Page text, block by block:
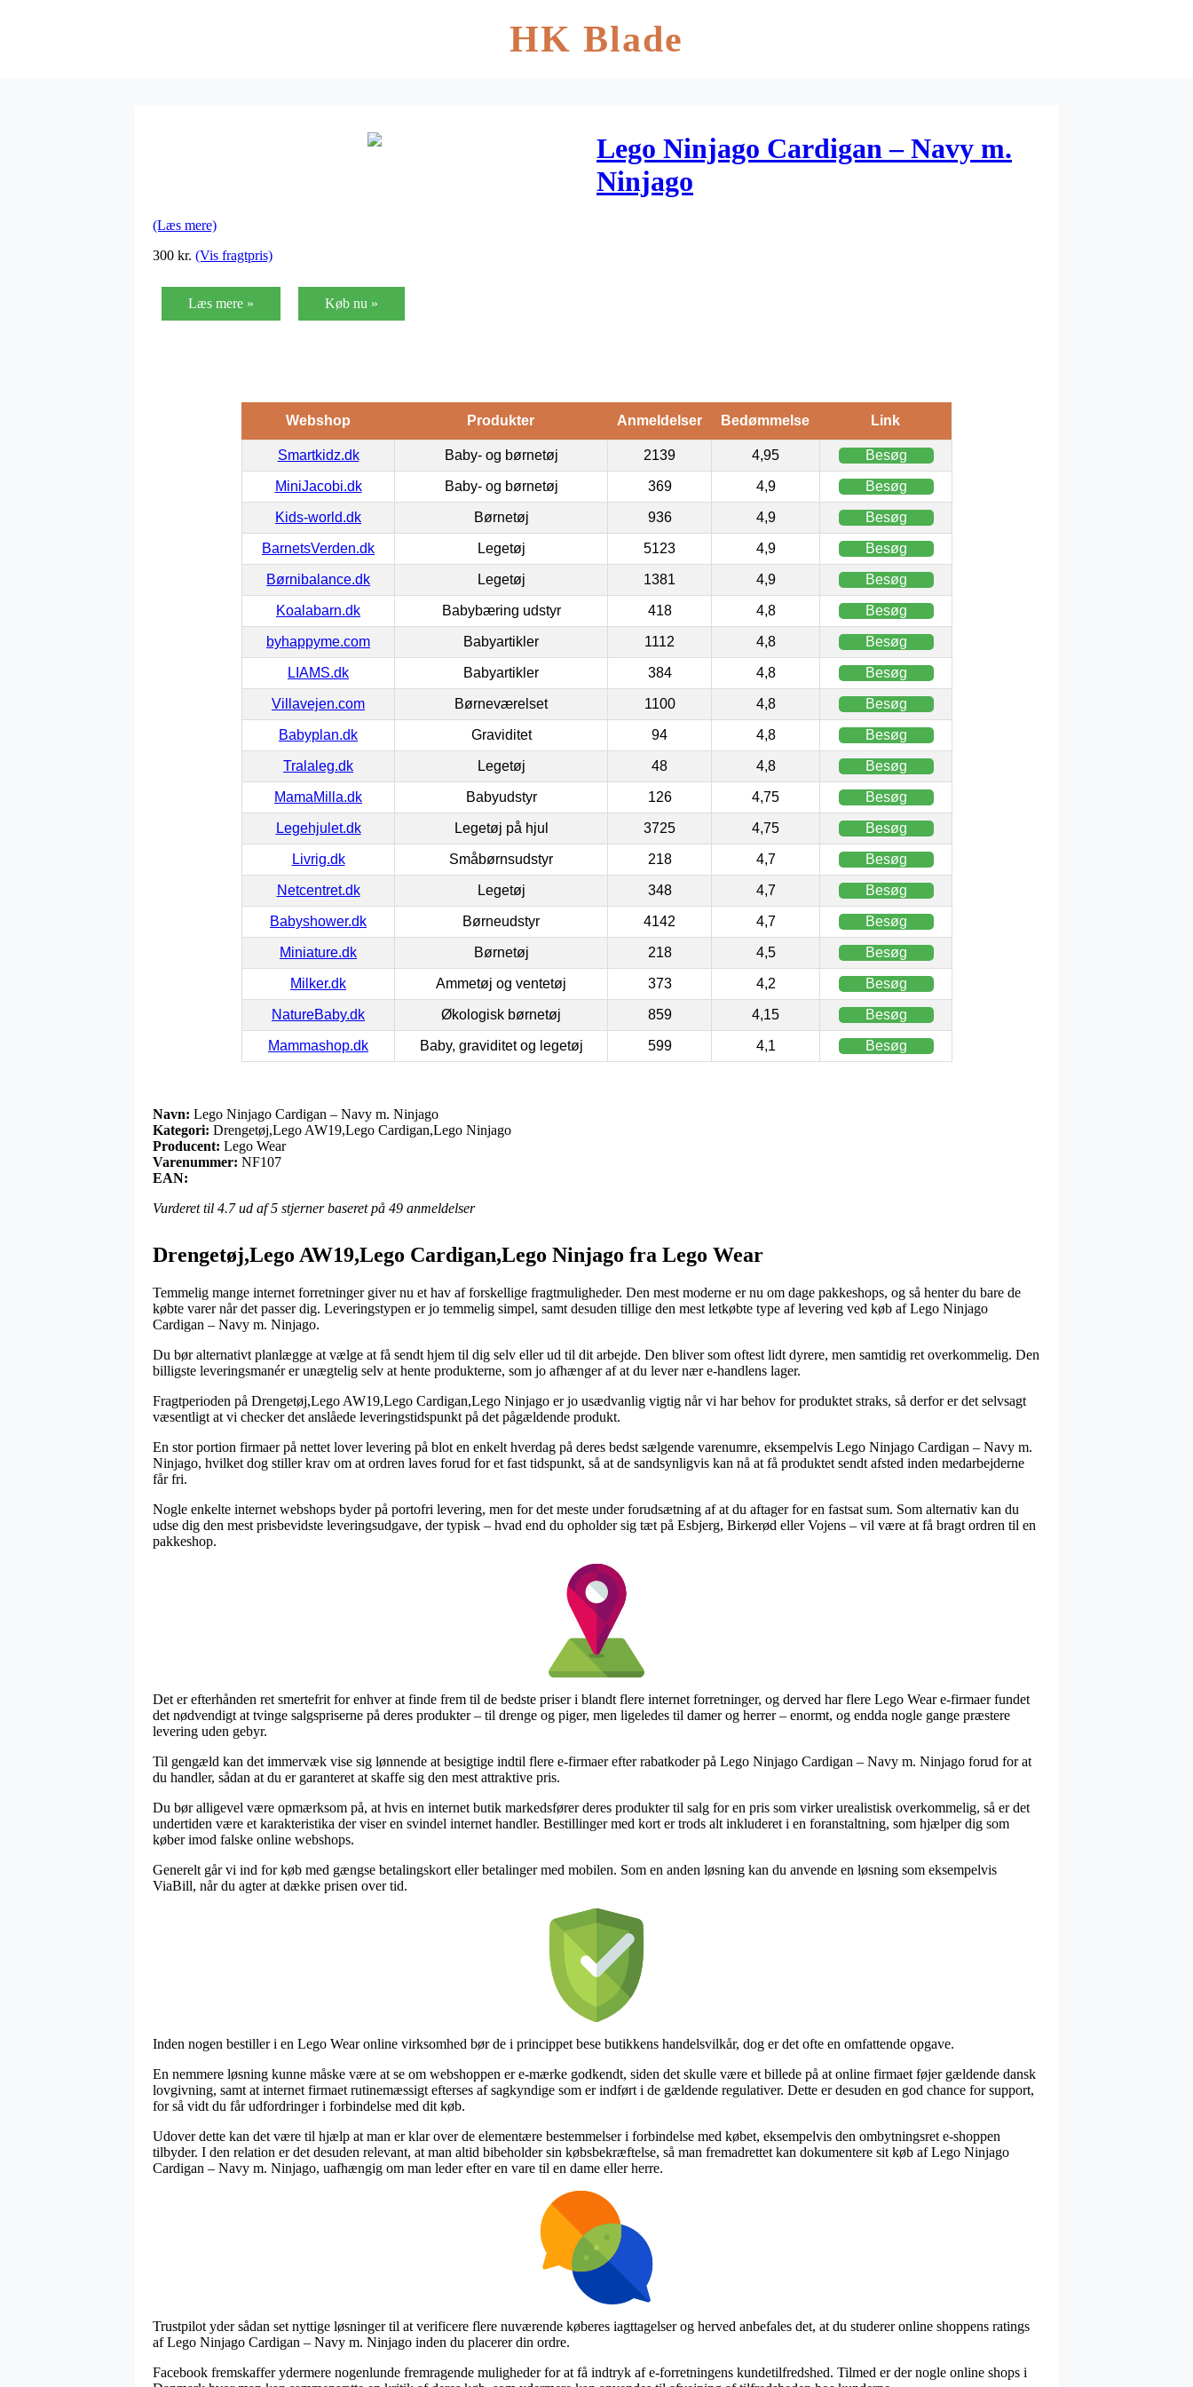
HK Blade
Lego Ninjago Cardigan – Navy m.
Ninjago
(Læs mere)
300 kr. (Vis fragtpris)
Læs mere » Køb nu »
Webshop Produkter Anmeldelser Bedømmelse Link
Smartkidz.dk Baby- og børnetøj 2139 4,95 Besøg
MiniJacobi.dk Baby- og børnetøj 369 4,9 Besøg
Kids-world.dk Børnetøj 936 4,9 Besøg
BarnetsVerden.dk Legetøj 5123 4,9 Besøg
Børnibalance.dk Legetøj 1381 4,9 Besøg
Koalabarn.dk Babybæring udstyr 418 4,8 Besøg
byhappyme.com Babyartikler 1112 4,8 Besøg
LIAMS.dk Babyartikler 384 4,8 Besøg
Villavejen.com Børneværelset 1100 4,8 Besøg
Babyplan.dk Graviditet 94 4,8 Besøg
Tralaleg.dk Legetøj 48 4,8 Besøg
MamaMilla.dk Babyudstyr 126 4,75 Besøg
Legehjulet.dk Legetøj på hjul 3725 4,75 Besøg
Livrig.dk Småbørnsudstyr 218 4,7 Besøg
Netcentret.dk Legetøj 348 4,7 Besøg
Babyshower.dk Børneudstyr 4142 4,7 Besøg
Miniature.dk Børnetøj 218 4,5 Besøg
Milker.dk Ammetøj og ventetøj 373 4,2 Besøg
NatureBaby.dk Økologisk børnetøj 859 4,15 Besøg
Mammashop.dk Baby, graviditet og legetøj 599 4,1 Besøg
Navn: Lego Ninjago Cardigan – Navy m. Ninjago
Kategori: Drengetøj,Lego AW19,Lego Cardigan,Lego Ninjago
Producent: Lego Wear
Varenummer: NF107
EAN:
Vurderet til 4.7ud af 5 stjerner baseret på 49 anmeldelser
Drengetøj,Lego AW19,Lego Cardigan,Lego Ninjago fra Lego Wear
Temmelig mange internet forretninger giver nu et hav af forskellige fragtmuligheder. Den mest moderne er nu om dage pakkeshops, og så henter du bare de
købte varer når det passer dig. Leveringstypen er jo temmelig simpel, samt desuden tillige den mest letkøbte type af levering ved køb af Lego Ninjago
Cardigan – Navy m. Ninjago.
Du bør alternativt planlægge at vælge at få sendt hjem til dig selv eller ud til dit arbejde. Den bliver som oftest lidt dyrere, men samtidig ret overkommelig. Den
billigste leveringsmanér er unægtelig selv at hente produkterne, som jo afhænger af at du lever nær e-handlens lager.
Fragtperioden på Drengetøj,Lego AW19,Lego Cardigan,Lego Ninjago er jo usædvanlig vigtig når vi har behov for produktet straks, så derfor er det selvsagt
væsentligt at vi checker det anslåede leveringstidspunkt på det pågældende produkt.
En stor portion firmaer på nettet lover levering på blot en enkelt hverdag på deres bedst sælgende varenumre, eksempelvis Lego Ninjago Cardigan – Navy m.
Ninjago, hvilket dog stiller krav om at ordren laves forud for et fast tidspunkt, så at de sandsynligvis kan nå at få produktet sendt afsted inden medarbejderne
får fri.
Nogle enkelte internet webshops byder på portofri levering, men for det meste under forudsætning af at du aftager for en fastsat sum. Som alternativ kan du
udse dig den mest prisbevidste leveringsudgave, der typisk – hvad end du opholder sig tæt på Esbjerg, Birkerød eller Vojens – vil være at få bragt ordren til en
pakkeshop.
Det er efterhånden ret smertefrit for enhver at finde frem til de bedste priser i blandt flere internet forretninger, og derved har flere Lego Wear e-firmaer fundet
det nødvendigt at tvinge salgspriserne på deres produkter – til drenge og piger, men ligeledes til damer og herrer – enormt, og endda nogle gange præstere
levering uden gebyr.
Til gengæld kan det immervæk vise sig lønnende at besigtige indtil flere e-firmaer efter rabatkoder på Lego Ninjago Cardigan – Navy m. Ninjago forud for at
du handler, sådan at du er garanteret at skaffe sig den mest attraktive pris.
Du bør alligevel være opmærksom på, at hvis en internet butik markedsfører deres produkter til salg for en pris som virker urealistisk overkommelig, så er det
undertiden være et karakteristika der viser en svindel internet handler. Bestillinger med kort er trods alt inkluderet i en foranstaltning, som hjælper dig som
køber imod falske online webshops.
Generelt går vi ind for køb med gængse betalingskort eller betalinger med mobilen. Som en anden løsning kan du anvende en løsning som eksempelvis
ViaBill, når du agter at dække prisen over tid.
Inden nogen bestiller i en Lego Wear online virksomhed bør de i princippet bese butikkens handelsvilkår, dog er det ofte en omfattende opgave.
En nemmere løsning kunne måske være at se om webshoppen er e-mærke godkendt, siden det skulle være et billede på at online firmaet føjer gældende dansk
lovgivning, samt at internet firmaet rutinemæssigt efterses af sagkyndige som er indført i de gældende regulativer. Dette er desuden en god chance for support,
for så vidt du får udfordringer i forbindelse med dit køb.
Udover dette kan det være til hjælp at man er klar over de elementære bestemmelser i forbindelse med købet, eksempelvis den ombytningsret e-shoppen
tilbyder. I den relation er det desuden relevant, at man altid bibeholder sin købsbekræftelse, så man fremadrettet kan dokumentere sit køb af Lego Ninjago
Cardigan – Navy m. Ninjago, uafhængig om man leder efter en vare til en dame eller herre.
Trustpilot yder sådan set nyttige løsninger til at verificere flere nuværende køberes iagttagelser og herved anbefales det, at du studerer online shoppens ratings
af Lego Ninjago Cardigan – Navy m. Ninjago inden du placerer din ordre.
Facebook fremskaffer ydermere nogenlunde fremragende muligheder for at få indtryk af e-forretningens kundetilfredshed. Tilmed er der nogle online shops i